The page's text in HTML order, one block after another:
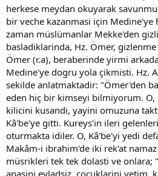
herkese meydan okuyarak
bir veche kazanmasi için
zaman müslümanlar Mekke'den
basladiklarinda, Hz. Ömer,
Ömer (r.a), beraberinde yirmi
Medine'ye dogru yola çikmisti. Hz.
sekilde anlatmaktadir: "Ömer'den
eden hiç bir kimseyi bilmiyorum.
kilicini kusandi, yayini omuzuna
Kâ'be'ye gitti. Kureys'in ileri
oturmakta idiler. O, Kâ'be'yi yedi
Makâm-i ibrahim'de iki rek'at
müsrikleri tek tek dolasti ve onlara;
anasini evladsiz, çocuklarini yetim,